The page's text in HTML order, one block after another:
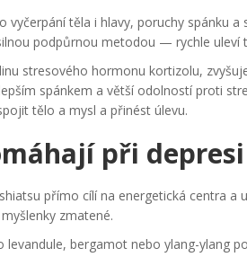
vyčerpání těla i hlavy, poruchy spánku
podpůrnou metodou — rychle uleví
stresového hormonu kortizolu,
spánkem a větší odolností proti
tělo a mysl a přinést úlevu.
při depresi
přímo cílí na energetická centra a
zmatené.
bergamot nebo ylang-ylang